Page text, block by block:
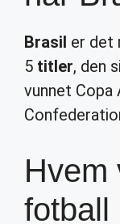
Brasil er det
5 titler, den
vunnet Copa
Hvem
fotball